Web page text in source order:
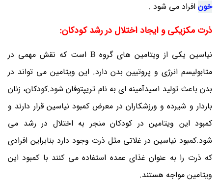
خون افراد می شود .
ذرت مکزیکی و ایجاد اختلال در رشد کودکان:
نیاسین یکی از ویتامین های گروه B است که نقش مهمی در
متابولیسم انرژی و پروتیین بدن دارد. این ویتامین می تواند در
بدن باعث تولید اسیدآمینه ای به نام تریپتوفان شود.کودکان، زنان
باردار و شیرده و ورزشکاران در معرض کمبود نیاسین قرار دارند و
کمبود این ویتامین در کودکان منجر به اختلال در رشد می
شود.کمبود نیاسین در غلاتی مثل ذرت وجود دارد بنابراین افرادی
که ذرت را به عنوان غذای عمده استفاده می کنند با کمبود این
ویتامین مواجه هستند.